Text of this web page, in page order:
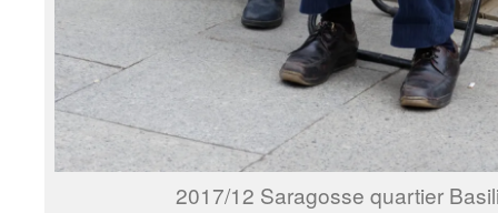
2017/12 Saragosse quartier